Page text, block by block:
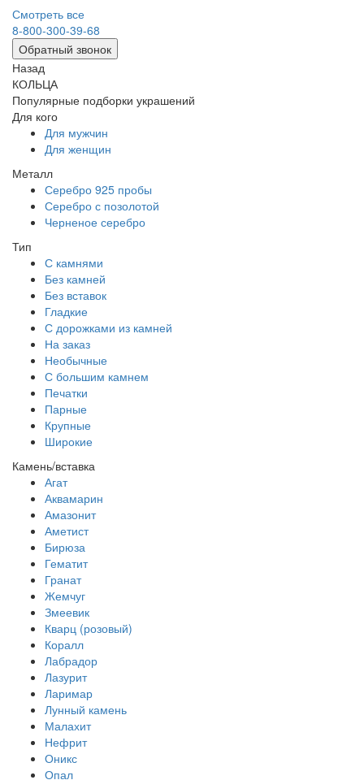
Смотреть все
8-800-300-39-68
Обратный звонок
Назад
КОЛЬЦА
Популярные подборки украшений
Для кого
Для мужчин
Для женщин
Металл
Серебро 925 пробы
Серебро с позолотой
Черненое серебро
Тип
С камнями
Без камней
Без вставок
Гладкие
С дорожками из камней
На заказ
Необычные
С большим камнем
Печатки
Парные
Крупные
Широкие
Камень/вставка
Агат
Аквамарин
Амазонит
Аметист
Бирюза
Гематит
Гранат
Жемчуг
Змеевик
Кварц (розовый)
Коралл
Лабрадор
Лазурит
Ларимар
Лунный камень
Малахит
Нефрит
Оникс
Опал